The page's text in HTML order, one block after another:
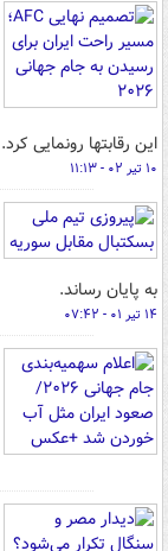
این رقابتها رونمایی کرد.
۱۰ تیر ۰۲ - ۱۱:۱۳
به پایان رساند.
۱۴ تیر ۰۱ - ۰۷:۴۲